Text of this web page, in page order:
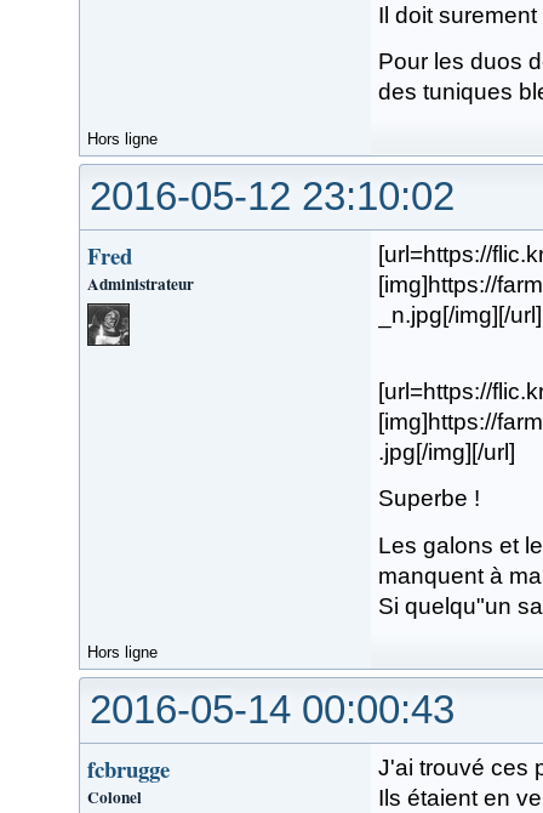
Il doit
Pour les duos
des tuniques
Hors ligne
2016-05-12 23:10:02
Fred
Administrateur
[url=https://
[img]https://
_n.jpg[/img][/url]
[url=https://
[img]https://
.jpg[/img][/url]
Superbe !
Les galons et
manquent à
Si quelqu"un
Hors ligne
2016-05-14 00:00:43
fcbrugge
Colonel
J'ai trouvé ces
Ils étaient en